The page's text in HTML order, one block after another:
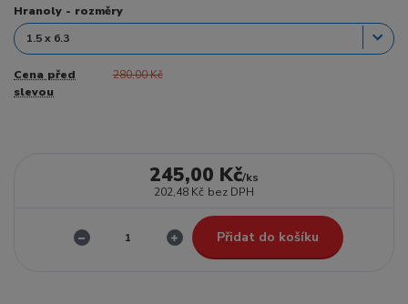
Hranoly - rozměry
Cena před
slevou
280,00 Kč
245,00 Kč/ks
202,48 Kč bez DPH
Přidat do košíku